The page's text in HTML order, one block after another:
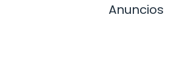
Anuncios